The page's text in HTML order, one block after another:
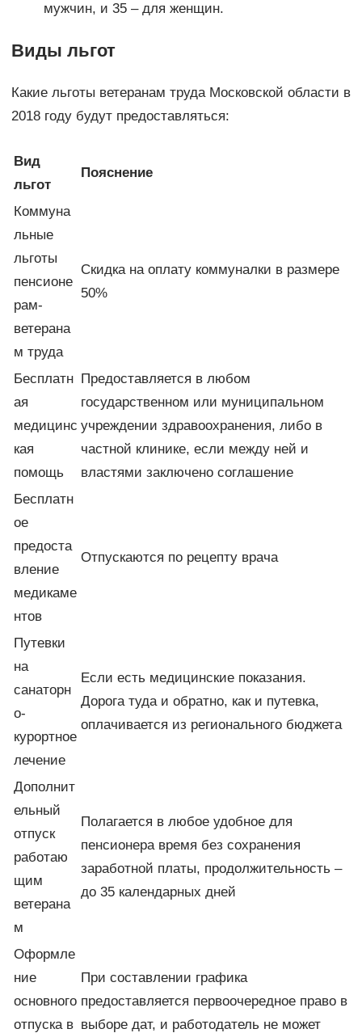
мужчин, и 35 – для женщин.
Виды льгот
Какие льготы ветеранам труда Московской области в
2018 году будут предоставляться:
Вид
льгот
Пояснение
Коммуна
льные
льготы
пенсионе
рам-
ветерана
м труда
Скидка на оплату коммуналки в размере
50%
Бесплатн
ая
медицинс
кая
помощь
Предоставляется в любом
государственном или муниципальном
учреждении здравоохранения, либо в
частной клинике, если между ней и
властями заключено соглашение
Бесплатн
ое
предоста
вление
медикаме
нтов
Отпускаются по рецепту врача
Путевки
на
санаторн
о-
курортное
лечение
Если есть медицинские показания.
Дорога туда и обратно, как и путевка,
оплачивается из регионального бюджета
Дополнит
ельный
отпуск
работаю
щим
ветерана
м
Полагается в любое удобное для
пенсионера время без сохранения
заработной платы, продолжительность –
до 35 календарных дней
Оформле
ние
основного
отпуска в
При составлении графика
предоставляется первоочередное право в
выборе дат, и работодатель не может